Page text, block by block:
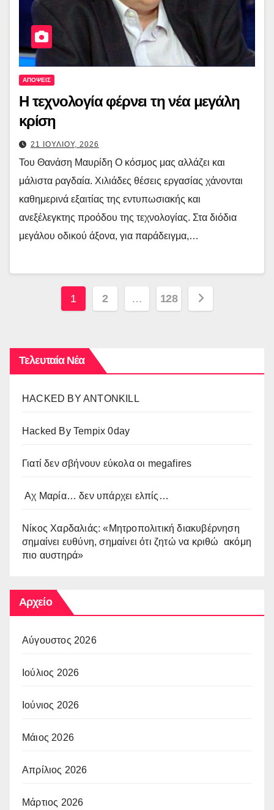
ΑΠΟΨΕΙΣ
Η τεχνολογία φέρνει τη νέα μεγάλη
κρίση
21 ΙΟΥΛΙΟΥ, 2026
Του Θανάση Μαυρίδη Ο κόσμος μας αλλάζει και
μάλιστα ραγδαία. Χιλιάδες θέσεις εργασίας χάνονται
καθημερινά εξαιτίας της εντυπωσιακής και
ανεξέλεγκτης προόδου της τεχνολογίας. Στα διόδια
μεγάλου οδικού άξονα, για παράδειγμα,…
Σελιδοποίηση
1 2 … 128
Τελευταία Νέα
HACKED BY ANTONKILL
Hacked By Tempix 0day
Γιατί δεν σβήνουν εύκολα οι megafires
Αχ Μαρία… δεν υπάρχει ελπίς…
Νίκος Χαρδαλιάς: «Μητροπολιτική διακυβέρνηση
σημαίνει ευθύνη, σημαίνει ότι ζητώ να κριθώ ακόμη
πιο αυστηρά»
Αρχείο
Αύγουστος 2026
Ιούλιος 2026
Ιούνιος 2026
Μάιος 2026
Απρίλιος 2026
Μάρτιος 2026